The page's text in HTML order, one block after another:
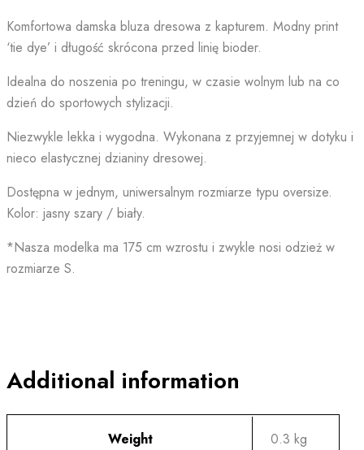
Komfortowa damska bluza dresowa z kapturem. Modny print
‘tie dye’ i długość skrócona przed linię bioder.
Idealna do noszenia po treningu, w czasie wolnym lub na co
dzień do sportowych stylizacji.
Niezwykle lekka i wygodna. Wykonana z przyjemnej w dotyku i
nieco elastycznej dzianiny dresowej.
Dostępna w jednym, uniwersalnym rozmiarze typu oversize.
Kolor: jasny szary / biały.
*Nasza modelka ma 175 cm wzrostu i zwykle nosi odzież w
rozmiarze S.
Additional information
Weight 0.3 kg